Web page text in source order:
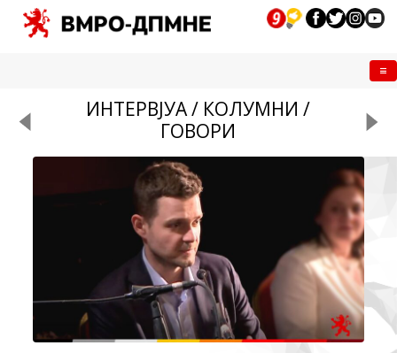
ИНТЕРВЈУА / КОЛУМНИ /
ГОВОРИ